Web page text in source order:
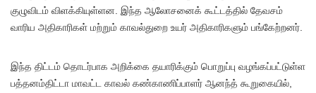
குழுவிடம் விளக்கியுள்ளன. இந்த ஆலோசனைக் கூட்டத்தில் தேவசம்
வாரிய அதிகாரிகள் மற்றும் காவல்துறை உயர் அதிகாரிகளும் பங்கேற்றனர்.
இந்த திட்டம் தொடர்பாக அறிக்கை தயாரிக்கும் பொறுப்பு வழங்கப்பட்டுள்ள
பத்தனம்திட்டா மாவட்ட காவல் கண்காணிப்பாளர் ஆனந்த் கூறுகையில்,